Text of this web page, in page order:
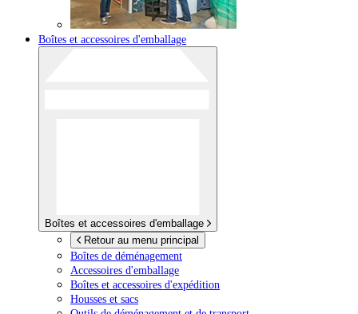
Boîtes et accessoires d'emballage
Boîtes et accessoires d'emballage
Retour au menu principal
Boîtes de déménagement
Accessoires d'emballage
Boîtes et accessoires d'expédition
Housses et sacs